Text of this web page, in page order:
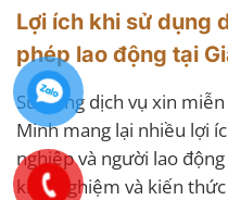
Lợi ích khi sử dụng
phép lao động tại
Sử dụng dịch vụ xin
Minh mang lại nhiều lợi
nghiệp và người lao
kinh nghiệm và kiến